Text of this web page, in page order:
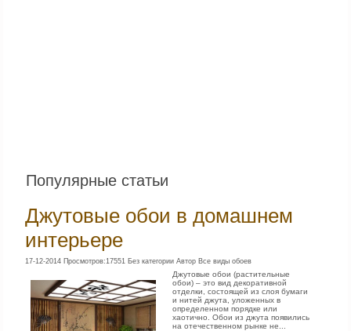
Популярные статьи
Джутовые обои в домашнем
интерьере
17-12-2014 Просмотров:17551 Без категории Автор Все виды обоев
Джутовые обои (растительные
обои) – это вид декоративной
отделки, состоящей из слоя бумаги
и нитей джута, уложенных в
определенном порядке или
хаотично. Обои из джута появились
на отечественном рынке не...